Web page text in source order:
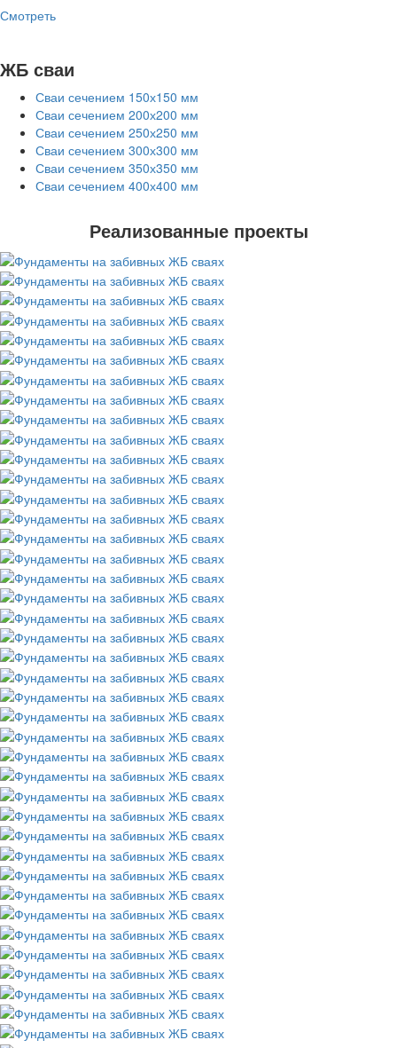
Смотреть
ЖБ сваи
Сваи сечением 150х150 мм
Сваи сечением 200х200 мм
Сваи сечением 250х250 мм
Сваи сечением 300х300 мм
Сваи сечением 350х350 мм
Сваи сечением 400х400 мм
Реализованные проекты